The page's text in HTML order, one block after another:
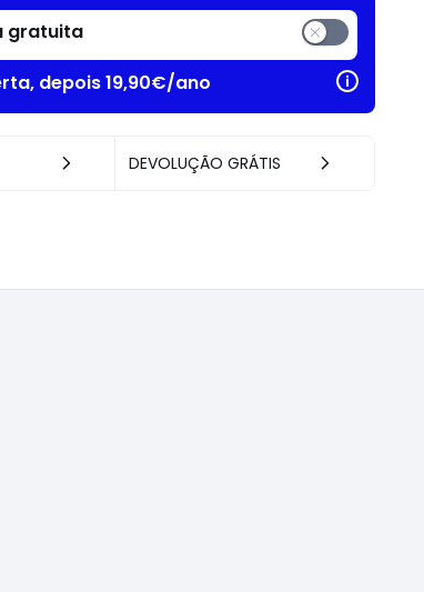
gratuita
depois 19,90€/ano
DEVOLUÇÃO GRÁTIS